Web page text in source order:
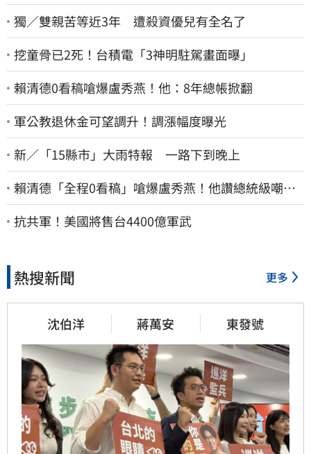
獨／雙親苦等近3年 遭殺資優兒有全名了
挖童骨已2死！台積電「3神明駐駕畫面曝」
賴清德0看稿嗆爆盧秀燕！他：8年總帳掀翻
軍公教退休金可望調升！調漲幅度曝光
新／「15縣市」大雨特報 一路下到晚上
賴清德「全程0看稿」嗆爆盧秀燕！他讚總統級嘲
諷：把8年總帳一次掀翻
抗共軍！美國將售台4400億軍武
熱搜新聞 更多
沈伯洋 蔣萬安 東發號